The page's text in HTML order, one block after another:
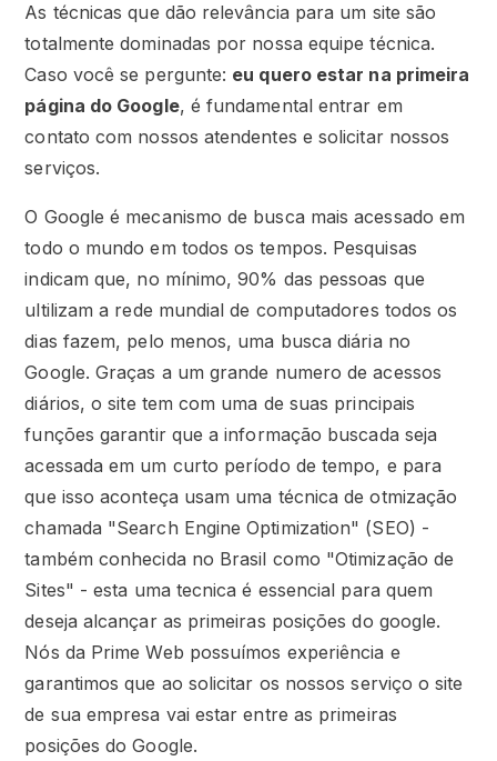
As técnicas que dão relevância para um site são
totalmente dominadas por nossa equipe técnica.
Caso você se pergunte: eu quero estar na primeira
página do Google, é fundamental entrar em
contato com nossos atendentes e solicitar nossos
serviços.
O Google é mecanismo de busca mais acessado em
todo o mundo em todos os tempos. Pesquisas
indicam que, no mínimo, 90% das pessoas que
ultilizam a rede mundial de computadores todos os
dias fazem, pelo menos, uma busca diária no
Google. Graças a um grande numero de acessos
diários, o site tem com uma de suas principais
funções garantir que a informação buscada seja
acessada em um curto período de tempo, e para
que isso aconteça usam uma técnica de otmização
chamada "Search Engine Optimization" (SEO) -
também conhecida no Brasil como "Otimização de
Sites" - esta uma tecnica é essencial para quem
deseja alcançar as primeiras posições do google.
Nós da Prime Web possuímos experiência e
garantimos que ao solicitar os nossos serviço o site
de sua empresa vai estar entre as primeiras
posições do Google.